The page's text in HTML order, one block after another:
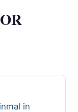
in